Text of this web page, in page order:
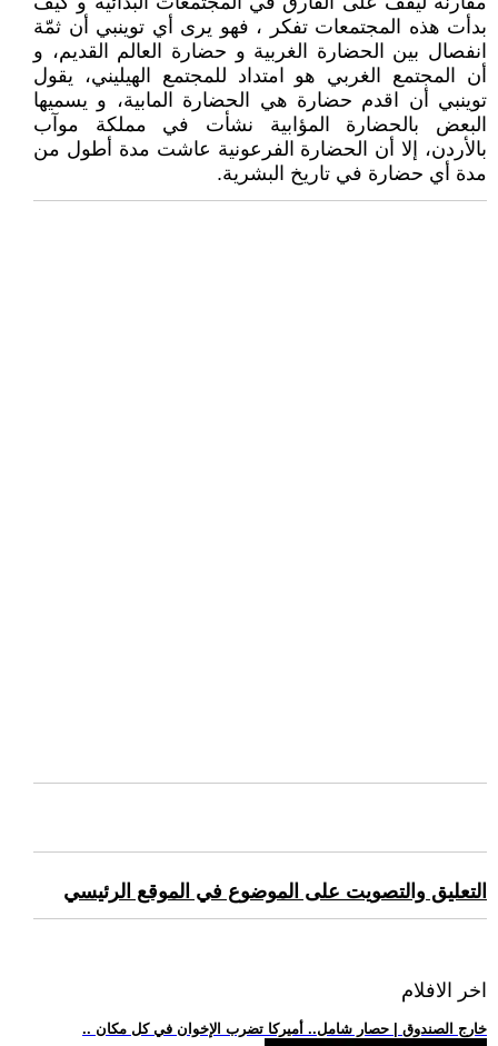
بدأت هذه المجتمعات تفكر ، فهو يرى أي توينبي أن ثمّة
انفصال بين الحضارة الغربية و حضارة العالم القديم، و
أن المجتمع الغربي هو امتداد للمجتمع الهيليني، يقول
توينبي أن اقدم حضارة هي الحضارة المابية، و يسميها
البعض بالحضارة المؤابية نشأت في مملكة موآب
بالأردن، إلا أن الحضارة الفرعونية عاشت مدة أطول من
مدة أي حضارة في تاريخ البشرية.
التعليق والتصويت على الموضوع في الموقع الرئيسي
اخر الافلام
.. خارج الصندوق | حصار شامل.. أميركا تضرب الإخوان في كل مكان